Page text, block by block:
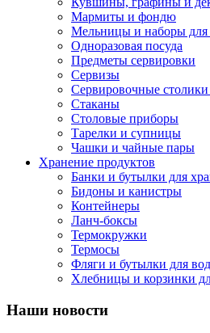
Мармиты и фондю
Мельницы и наборы для
Одноразовая посуда
Предметы сервировки
Сервизы
Сервировочные
Стаканы
Столовые приборы
Тарелки и супницы
Чашки и чайные пары
Хранение продуктов
Банки и бутылки для
Бидоны и канистры
Контейнеры
Ланч-боксы
Термокружки
Термосы
Фляги и бутылки для
Хлебницы и корзинки
Наши новости